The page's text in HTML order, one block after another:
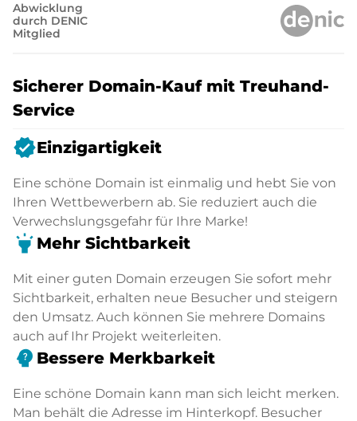
Abwicklung
durch DENIC
Mitglied
Sicherer Domain-Kauf mit Treuhand-
Service
verifiedEinzigartigkeit
Eine schöne Domain ist einmalig und hebt Sie von
Ihren Wettbewerbern ab. Sie reduziert auch die
Verwechslungsgefahr für Ihre Marke!
highlight Mehr Sichtbarkeit
Mit einer guten Domain erzeugen Sie sofort mehr
Sichtbarkeit, erhalten neue Besucher und steigern
den Umsatz. Auch können Sie mehrere Domains
auch auf Ihr Projekt weiterleiten.
psychology_alt Bessere Merkbarkeit
Eine schöne Domain kann man sich leicht merken.
Man behält die Adresse im Hinterkopf. Besucher